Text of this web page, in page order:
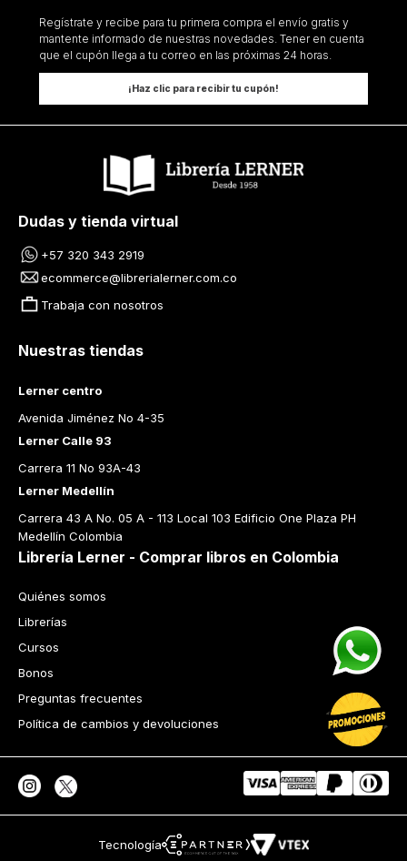
Regístrate y recibe para tu primera compra el envío gratis y
mantente informado de nuestras novedades. Tener en cuenta
que el cupón llega a tu correo en las próximas 24 horas.
¡Haz clic para recibir tu cupón!
Dudas y tienda virtual
+57 320 343 2919
ecommerce@librerialerner.com.co
Trabaja con nosotros
Nuestras tiendas
Lerner centro
Avenida Jiménez No 4-35
Lerner Calle 93
Carrera 11 No 93A-43
Lerner Medellín
Carrera 43 A No. 05 A - 113 Local 103 Edificio One Plaza PH
Medellín Colombia
Librería Lerner - Comprar libros en Colombia
Quiénes somos
Librerías
Cursos
Bonos
Preguntas frecuentes
Política de cambios y devoluciones
Tecnología